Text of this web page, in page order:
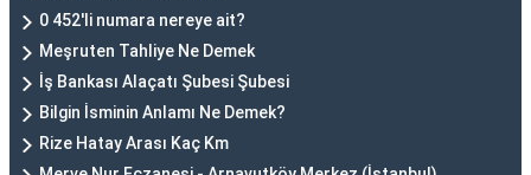
0 452'li numara nereye ait?
Meşruten Tahliye Ne Demek
İş Bankası Alaçatı Şubesi Şubesi
Bilgin İsminin Anlamı Ne Demek?
Rize Hatay Arası Kaç Km